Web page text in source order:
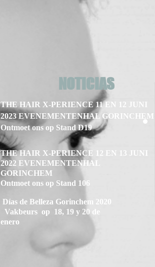
NOTICIAS
THE HAIR X-PERIENCE 12 EN 13 JUNI
2022 EVENEMENTENHAL
GORINCHEM
Ontmoet ons op Stand 106
THE HAIR X-PERIENCE 11 EN 12 JUNI
2023 EVENEMENTENHAL GORINCHEM
Ontmoet ons op Stand D19
Días de Belleza Gorinchem 2020
Vakbeurs op 18, 19 y 20 de
enero